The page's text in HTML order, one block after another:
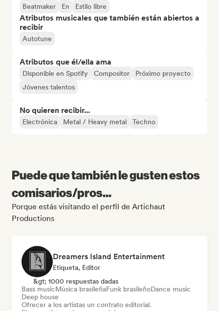
Beatmaker En Estilo libre
Atributos musicales que también están abiertos a
recibir
Autotune
Atributos que él/ella ama
Disponible en Spotify Compositor
Próximo proyecto
Jóvenes talentos
No quieren recibir...
Electrónica Metal / Heavy metal Techno
Puede que también le gusten estos
comisarios/pros...
Porque estás visitando el perfil de Artichaut
Productions
Dreamers Island Entertainment
Etiqueta, Editor
&gt; 1000 respuestas dadas
Bass musicMúsica brasileñaFunk brasileñoDance music
Deep house
Ofrecer a los artistas un contrato editorial.